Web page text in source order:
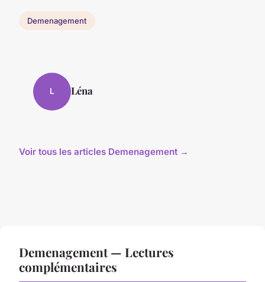
Demenagement
L Léna
Voir tous les articles Demenagement →
Demenagement — Lectures
complémentaires